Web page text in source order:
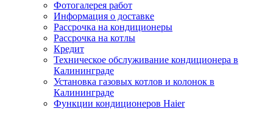
Фотогалерея работ
Информация о доставке
Рассрочка на кондиционеры
Рассрочка на котлы
Кредит
Техническое обслуживание кондиционера в
Калининграде
Установка газовых котлов и колонок в
Калининграде
Функции кондиционеров Haier